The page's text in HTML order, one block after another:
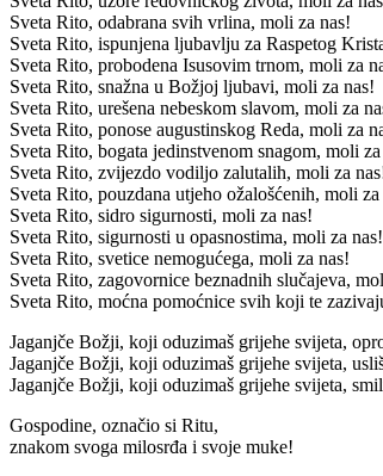
Sveta Rito, odabrana svih vrlina, moli za nas!
Sveta Rito, ispunjena ljubavlju za Raspetog
Sveta Rito, probodena Isusovim trnom, moli za
Sveta Rito, snažna u Božjoj ljubavi, moli za nas!
Sveta Rito, urešena nebeskom slavom, moli za
Sveta Rito, ponose augustinskog Reda, moli za
Sveta Rito, bogata jedinstvenom snagom, moli za
Sveta Rito, zvijezdo vodiljo zalutalih, moli za
Sveta Rito, pouzdana utjeho ožalošćenih, moli za
Sveta Rito, sidro sigurnosti, moli za nas!
Sveta Rito, sigurnosti u opasnostima, moli za nas!
Sveta Rito, svetice nemogućega, moli za nas!
Sveta Rito, zagovornice beznadnih slučajeva,
Sveta Rito, moćna pomoćnice svih koji te
Jaganjče Božji, koji oduzimaš grijehe svijeta,
Jaganjče Božji, koji oduzimaš grijehe svijeta,
Jaganjče Božji, koji oduzimaš grijehe svijeta,
Gospodine, označio si Ritu,
znakom svoga milosrđa i svoje muke!